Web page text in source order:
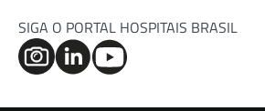
SIGA O PORTAL HOSPITAIS BRASIL